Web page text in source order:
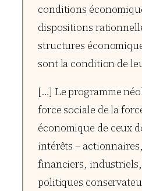
conditions
dispositions
structures
sont la condition de
[…] Le programme
force sociale de la
économique de ceux
intérêts –
financiers,
politiques